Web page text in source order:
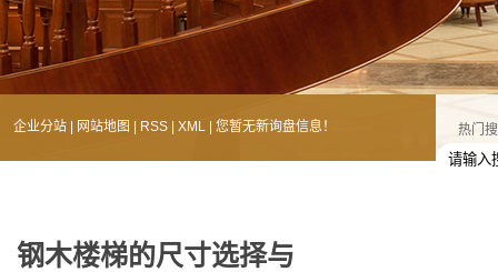
企业分站 网站地图 RSS XML 您暂无新询盘信息！ 热门
钢木楼梯的尺寸选择与